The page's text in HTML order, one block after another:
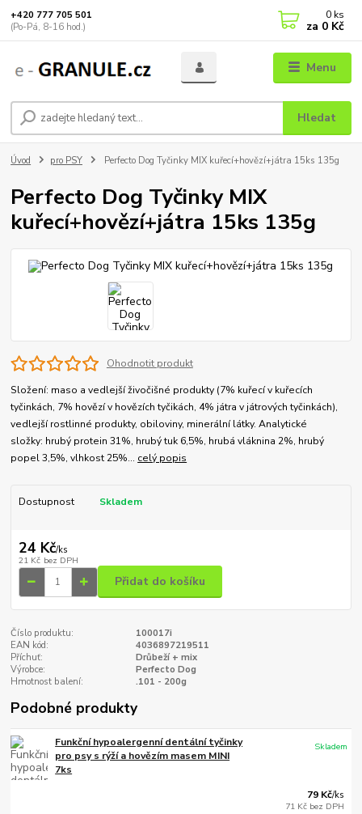
Menu
Hledat
+420 777 705 501
(Po-Pá, 8-16 hod.)
0 ks
za 0 Kč
Úvod pro PSY Perfecto Dog Tyčinky MIX kuřecí+hovězí+játra 15ks 135g
Perfecto Dog Tyčinky MIX
kuřecí+hovězí+játra 15ks 135g
Ohodnotit produkt
Složení: maso a vedlejší živočišné produkty (7% kuřecí v kuřecích
tyčinkách, 7% hovězí v hovězích tyčikách, 4% játra v játrových tyčinkách),
vedlejší rostlinné produkty, obiloviny, minerální látky. Analytické
složky: hrubý protein 31%, hrubý tuk 6,5%, hrubá vláknina 2%, hrubý
popel 3,5%, vlhkost 25%... celý popis
Dostupnost Skladem
24 Kč/ks
21 Kč bez DPH
Přidat do košíku
Číslo produktu:
100017i
EAN kód:
4036897219511
Příchuť:
Drůbeží + mix
Výrobce:
Perfecto Dog
Hmotnost balení:
.101 - 200g
Podobné produkty
Funkční hypoalergenní dentální tyčinky
pro psy s rýží a hovězím masem MINI
7ks
79 Kč/ks
71 Kč bez DPH
Skladem